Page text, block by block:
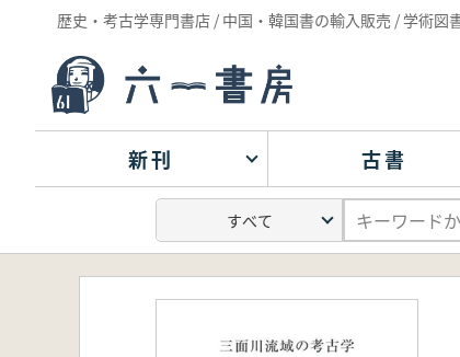
歴史・考古学専門書店 / 中国・韓国書の輸入販売 / 学術図
新刊 古書